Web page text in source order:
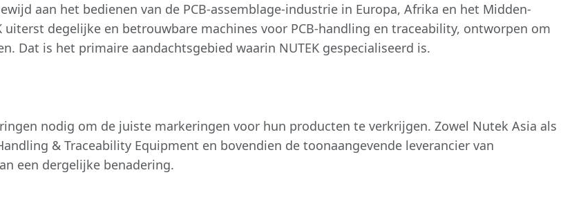
aan het bedienen van de PCB-assemblage-industrie in Europa, Afrika en het Midden-
degelijke en betrouwbare machines voor PCB-handling en traceability, ontworpen om
Dat is het primaire aandachtsgebied waarin NUTEK gespecialiseerd is.
nodig om de juiste markeringen voor hun producten te verkrijgen. Zowel Nutek Asia als
& Traceability Equipment en bovendien de toonaangevende leverancier van
een dergelijke benadering.